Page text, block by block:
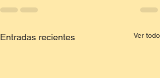
Entradas recientes Ver todo